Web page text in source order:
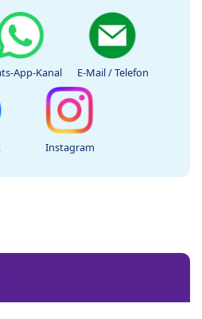
App-Kanal E-Mail / Telefon
Instagram